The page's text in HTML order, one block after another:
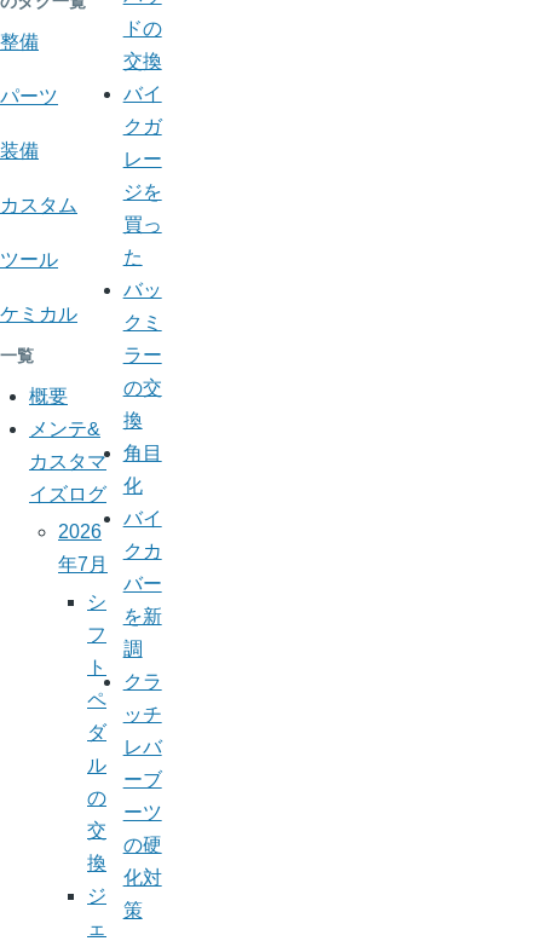
YBR125
モ
整備
パーツ
装備
カスタム
ツール
ケミカル
一覧
概要
メンテ&
カスタマ
イズログ
2026
年7月
シ
フ
ト
ペ
ダ
ル
の
交
換
ジ
ェ
ドの
交換
バイ
クガ
レー
ジを
買っ
た
バッ
クミ
ラー
の交
換
角目
化
バイ
クカ
バー
を新
調
クラ
ッチ
レバ
ーブ
ーツ
の硬
化対
策